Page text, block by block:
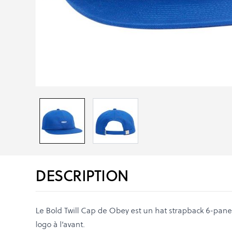
DESCRIPTION
Le Bold Twill Cap de Obey est un hat strapback 6-
logo à l’avant.